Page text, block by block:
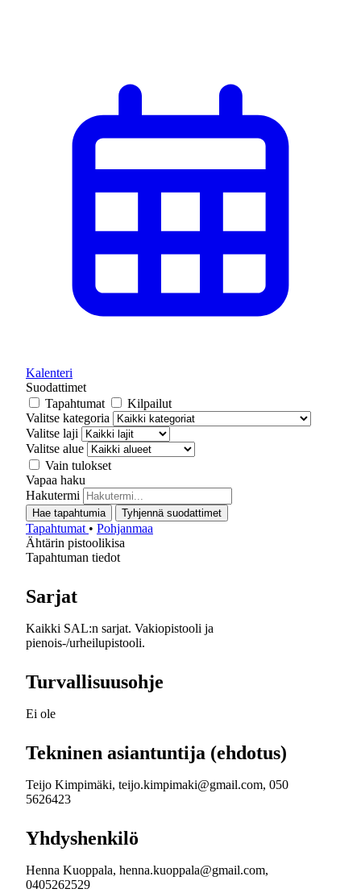
Kalenteri
Suodattimet
Tapahtumat
Kilpailut
Valitse kategoria
Valitse laji
Valitse alue
Vain tulokset
Vapaa haku
Hakutermi
Hae tapahtumia Tyhjennä suodattimet
Tapahtumat • Pohjanmaa
Ähtärin pistoolikisa
Tapahtuman tiedot
Sarjat
Kaikki SAL:n sarjat. Vakiopistooli ja
pienois-/urheilupistooli.
Turvallisuusohje
Ei ole
Tekninen asiantuntija (ehdotus)
Teijo Kimpimäki, teijo.kimpimaki@gmail.com, 050
5626423
Yhdyshenkilö
Henna Kuoppala, henna.kuoppala@gmail.com,
0405262529